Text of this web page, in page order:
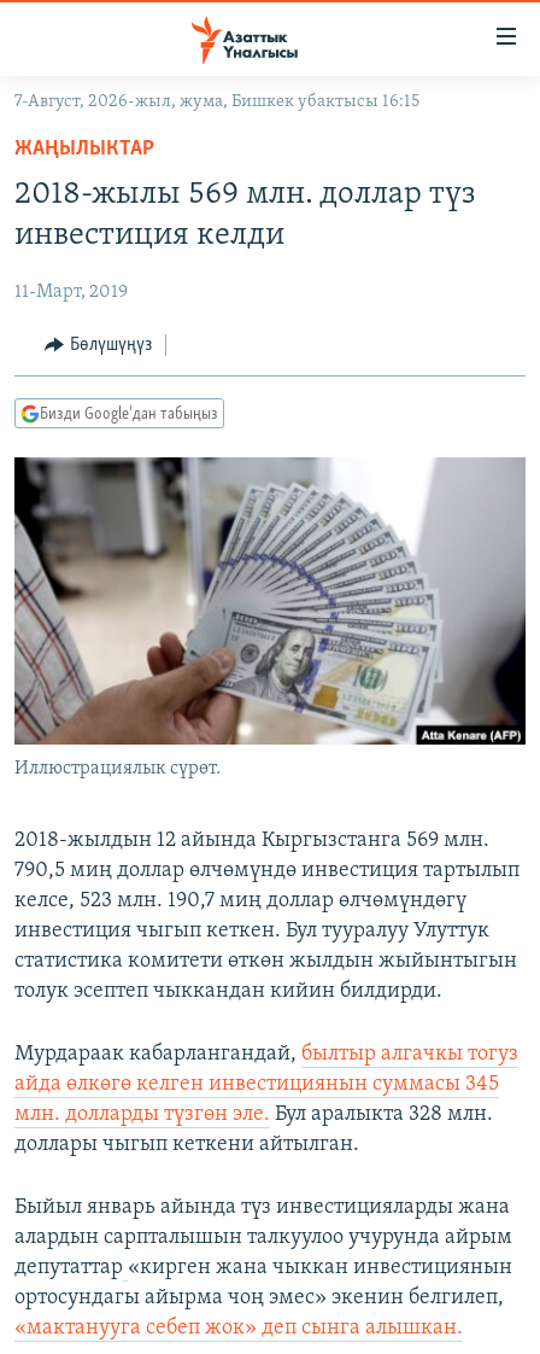
Навигацияга
өтүңүз
салыңыз
ЭКОНОМИКА
МАДАНИЯТ
БОРБОР АЗИЯ
АТАЙЫН ИЛИКТӨӨ
ТВ ПРОГРАММАЛАР
ЭКСПЕРТТЕР ТАЛДАЙТ
БИЗ ЖАНА ДҮЙНӨ
ДАНИСТЕ
ЭЖЕ-СИҢДИЛЕР
АЗАТТЫК+
ЫҢГАЙСЫЗ СУРООЛОР
ӨЗГӨЧӨ ПИКИР
Русский
ОНЛАЙН ШЕРИНЕ
ЭЕ/АРнун бардык сайттары
7-Август, 2026-жыл, жума, Бишкек убактысы 16:15
ЖАҢЫЛЫКТАР
2018-жылы 569 млн. доллар түз
инвестиция келди
11-Март, 2019
Бөлүшүңүз
Бизди Google'дан табыңыз
Иллюстрациялык сүрөт.
2018-жылдын 12 айында Кыргызстанга 569 млн.
790,5 миң доллар өлчөмүндө инвестиция тартылып
келсе, 523 млн. 190,7 миң доллар өлчөмүндөгү
инвестиция чыгып кеткен. Бул тууралуу Улуттук
статистика комитети өткөн жылдын жыйынтыгын
толук эсептеп чыккандан кийин билдирди.
Мурдараак кабарлангандай, былтыр алгачкы тогуз
айда өлкөгө келген инвестициянын суммасы 345
млн. долларды түзгөн эле. Бул аралыкта 328 млн.
доллары чыгып кеткени айтылган.
Быйыл январь айында түз инвестицияларды жана
алардын сарпталышын талкуулоо учурунда айрым
депутаттар «кирген жана чыккан инвестициянын
ортосундагы айырма чоң эмес» экенин белгилеп,
«мактанууга себеп жок» деп сынга алышкан.